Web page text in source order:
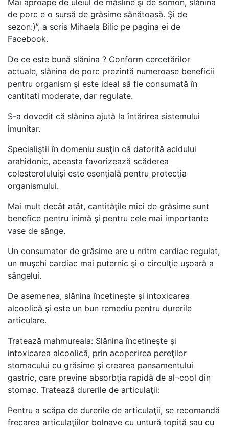
Mai aproape de uleiul de măsline şi de somon, slănina
de porc e o sursă de grăsime sănătoasă. Şi de
sezon:)”, a scris Mihaela Bilic pe pagina ei de
Facebook.
De ce este bună slănina ? Conform cercetărilor
actuale, slănina de porc prezintă numeroase beneficii
pentru organism şi este ideal să fie consumată în
cantitati moderate, dar regulate.
S-a dovedit că slănina ajută la întărirea sistemului
imunitar.
Specialiştii în domeniu susţin că datorită acidului
arahidonic, aceasta favorizează scăderea
colesteroluluişi este esenţială pentru protecţia
organismului.
Mai mult decât atât, cantităţile mici de grăsime sunt
benefice pentru inimă şi pentru cele mai importante
vase de sânge.
Un consumator de grăsime are u nritm cardiac regulat,
un muşchi cardiac mai puternic şi o circulţie uşoară a
sângelui.
De asemenea, slănina încetineşte şi intoxicarea
alcoolică şi este un bun remediu pentru durerile
articulare.
Tratează mahmureala: Slănina încetineşte şi
intoxicarea alcoolică, prin acoperirea pereţilor
stomacului cu grăsime şi crearea pansamentului
gastric, care previne absorbţia rapidă de al¬cool din
stomac. Tratează durerile de articulaţii:
Pentru a scăpa de durerile de articulaţii, se recomandă
frecarea articulaţiilor bolnave cu untură topită sau cu